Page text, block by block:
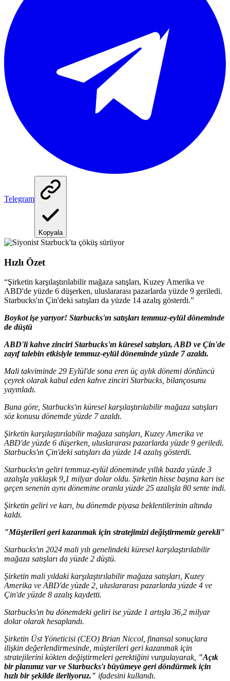
Telegram
Kopyala
Hızlı Özet
“Şirketin karşılaştırılabilir mağaza satışları, Kuzey Amerika ve
ABD'de yüzde 6 düşerken, uluslararası pazarlarda yüzde 9 geriledi.
Starbucks'ın Çin'deki satışları da yüzde 14 azalış gösterdi.”
Boykot işe yarıyor! Starbucks'ın satışları temmuz-eylül döneminde
de düştü
ABD'li kahve zinciri Starbucks'ın küresel satışları, ABD ve Çin'de
zayıf talebin etkisiyle temmuz-eylül döneminde yüzde 7 azaldı.
Mali takviminde 29 Eylül'de sona eren üç aylık dönemi dördüncü
çeyrek olarak kabul eden kahve zinciri Starbucks, bilançosunu
yayınladı.
Buna göre, Starbucks'ın küresel karşılaştırılabilir mağaza satışları
söz konusu dönemde yüzde 7 azaldı.
Şirketin karşılaştırılabilir mağaza satışları, Kuzey Amerika ve
ABD'de yüzde 6 düşerken, uluslararası pazarlarda yüzde 9 geriledi.
Starbucks'ın Çin'deki satışları da yüzde 14 azalış gösterdi.
Starbucks'ın geliri temmuz-eylül döneminde yıllık bazda yüzde 3
azalışla yaklaşık 9,1 milyar dolar oldu. Şirketin hisse başına karı ise
geçen senenin aynı dönemine oranla yüzde 25 azalışla 80 sente indi.
Şirketin geliri ve karı, bu dönemde piyasa beklentilerinin altında
kaldı.
"Müşterileri geri kazanmak için stratejimizi değiştirmemiz gerekli"
Starbucks'ın 2024 mali yılı genelindeki küresel karşılaştırılabilir
mağaza satışları da yüzde 2 düştü.
Şirketin mali yıldaki karşılaştırılabilir mağaza satışları, Kuzey
Amerika ve ABD'de yüzde 2, uluslararası pazarlarda yüzde 4 ve
Çin'de yüzde 8 azalış kaydetti.
Starbucks'ın bu dönemdeki geliri ise yüzde 1 artışla 36,2 milyar
dolar olarak hesaplandı.
Şirketin Üst Yöneticisi (CEO) Brian Niccol, finansal sonuçlara
ilişkin değerlendirmesinde, müşterileri geri kazanmak için
stratejilerini kökten değiştirmeleri gerektiğini vurgulayarak, "Açık
bir planımız var ve Starbucks'ı büyümeye geri döndürmek için
hızlı bir şekilde ilerliyoruz." ifadesini kullandı.